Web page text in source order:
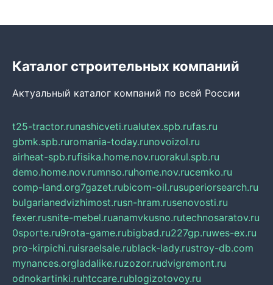
Каталог строительных компаний
Актуальный каталог компаний по всей России
t25-tractor.runashicveti.rualutex.spb.rufas.ru
gbmk.spb.ruromania-today.runovoizol.ru
airheat-spb.rufisika.home.nov.ruorakul.spb.ru
demo.home.nov.rumnso.ruhome.nov.rucemko.ru
comp-land.org7gazet.rubicom-oil.rusuperiorsearch.ru
bulgarianedvizhimost.rusn-hram.rusenovosti.ru
fexer.rusnite-mebel.ruanamvkusno.rutechnosaratov.ru
0sporte.ru9rota-game.rubigbad.ru227gp.ruwes-ex.ru
pro-kirpichi.ruisraelsale.rublack-lady.rustroy-db.com
mynances.orgladalike.ruzozor.rudvigremont.ru
odnokartinki.ruhtccare.rublogizotovoy.ru